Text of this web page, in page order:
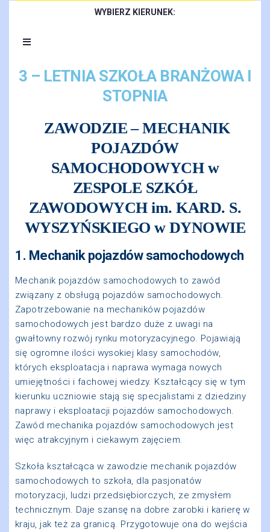
WYBIERZ KIERUNEK:
3 – LETNIA SZKOŁA BRANŻOWA I
STOPNIA
ZAWODZIE – MECHANIK
POJAZDÓW
SAMOCHODOWYCH w
ZESPOLE SZKÓŁ
ZAWODOWYCH im. KARD. S.
WYSZYŃSKIEGO w DYNOWIE
1. Mechanik pojazdów samochodowych
Mechanik pojazdów samochodowych to zawód
związany z obsługą pojazdów samochodowych.
Zapotrzebowanie na mechaników pojazdów
samochodowych jest bardzo duże z uwagi na
gwałtowny rozwój rynku motoryzacyjnego. Pojawiają
się ogromne ilości wysokiej klasy samochodów,
których eksploatacja i naprawa wymaga nowych
umiejętności i fachowej wiedzy. Kształcący się w tym
kierunku uczniowie stają się specjalistami z dziedziny
naprawy i eksploatacji pojazdów samochodowych.
Zawód mechanika pojazdów samochodowych jest
więc atrakcyjnym i ciekawym zajęciem.
Szkoła kształcąca w zawodzie mechanik pojazdów
samochodowych to szkoła, dla pasjonatów
motoryzacji, ludzi przedsiębiorczych, ze zmysłem
technicznym. Daje szansę na dobre zarobki i karierę w
kraju, jak też za granicą. Przygotowuje ona do wejścia